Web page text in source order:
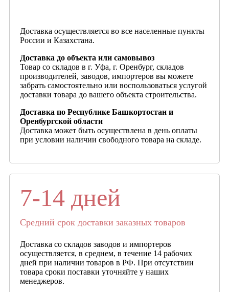
Доставка осуществляется во все населенные пункты
России и Казахстана.
Доставка до объекта или самовывоз
Товар со складов в г. Уфа, г. Оренбург, складов
производителей, заводов, импортеров вы можете
забрать самостоятельно или воспользоваться услугой
доставки товара до вашего объекта строительства.
Доставка по Республике Башкортостан и
Оренбургской области
Доставка может быть осуществлена в день оплаты
при условии наличии свободного товара на складе.
7-14 дней
Средний срок доставки заказных товаров
Доставка со складов заводов и импортеров
осуществляется, в среднем, в течение 14 рабочих
дней при наличии товаров в РФ. При отсутствии
товара сроки поставки уточняйте у наших
менеджеров.